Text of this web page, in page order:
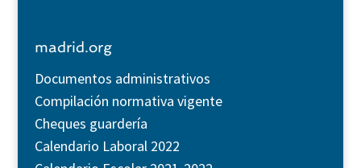
madrid.org
Documentos administrativos
Compilación normativa vigente
Cheques guardería
Calendario Laboral 2022